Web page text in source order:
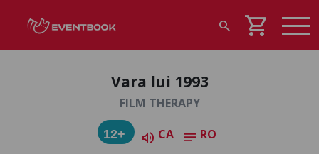
search shopping_cart
Vara lui 1993
FILM THERAPY
12+ volume_up CA notes RO